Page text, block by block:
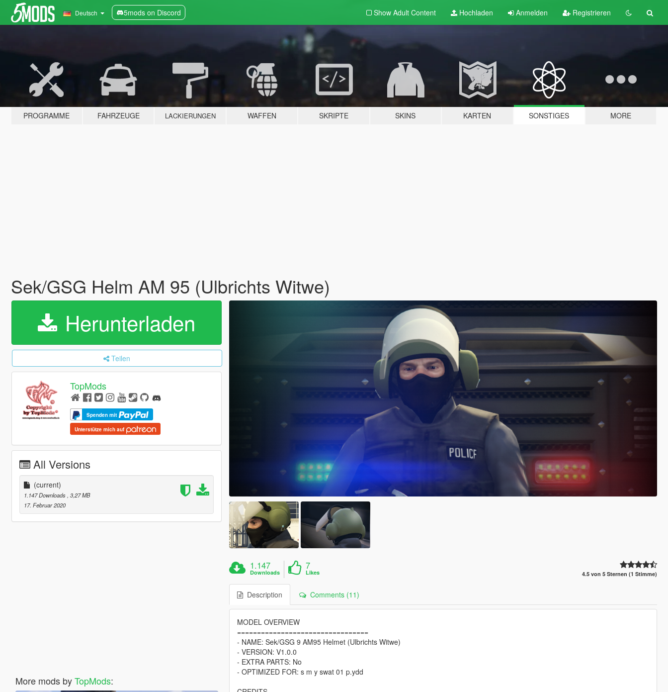
Deutsch 5mods on Discord Show Adult Content Hochladen Anmelden Registrieren
PROGRAMME FAHRZEUGE LACKIERUNGEN WAFFEN SKRIPTE SKINS KARTEN SONSTIGES MORE
Sek/GSG Helm AM 95 (Ulbrichts Witwe)
Herunterladen
Teilen
TopMods
Spenden mit
Unterstütze mich auf
All Versions
(current)
1.147 Downloads , 3,27 MB
17. Februar 2020
More mods byTopMods:
1.147
Downloads
7
Likes 4.5 von 5 Sternen (1 Stimme)
Description Comments (11)
MODEL OVERVIEW
=================================
- NAME: Sek/GSG 9 AM95 Helmet (Ulbrichts Witwe)
- VERSION: V1.0.0
- EXTRA PARTS: No
- OPTIMIZED FOR: s m y swat 01 p.ydd